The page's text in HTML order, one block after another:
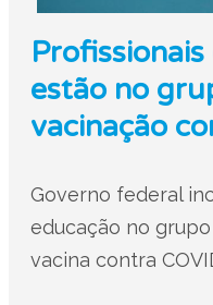
estão no
vacinação
Governo federal
educação no
vacina contra